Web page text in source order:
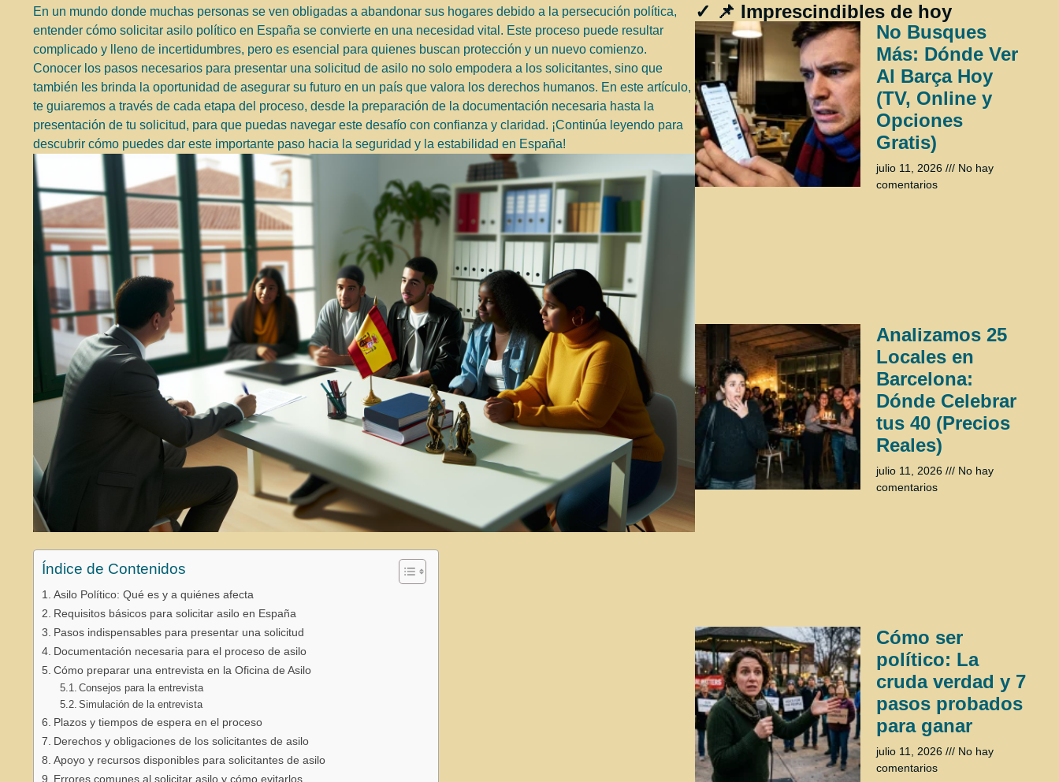
En un mundo donde muchas personas se ven obligadas a abandonar sus hogares debido a la persecución política,
entender cómo solicitar asilo político en España se convierte en una necesidad vital. Este proceso puede resultar
complicado y lleno de incertidumbres, pero es esencial para quienes buscan protección y un nuevo comienzo.
Conocer los pasos necesarios para presentar una solicitud de asilo no solo empodera a los solicitantes, sino que
también les brinda la oportunidad de asegurar su futuro en un país que valora los derechos humanos. En este artículo,
te guiaremos a través de cada etapa del proceso, desde la preparación de la documentación necesaria hasta la
presentación de tu solicitud, para que puedas navegar este desafío con confianza y claridad. ¡Continúa leyendo para
descubrir cómo puedes dar este importante paso hacia la seguridad y la estabilidad en España!
Índice de Contenidos
Asilo Político: Qué es y a quiénes afecta
Requisitos básicos para solicitar asilo en España
Pasos indispensables para presentar una solicitud
Documentación necesaria para el proceso de asilo
Cómo preparar una entrevista en la Oficina de Asilo
Consejos para la entrevista
Simulación de la entrevista
Plazos y tiempos de espera en el proceso
Derechos y obligaciones de los solicitantes de asilo
Apoyo y recursos disponibles para solicitantes de asilo
Errores comunes al solicitar asilo y cómo evitarlos
✓ 📌 Imprescindibles de hoy
No Busques
Más: Dónde Ver
Al Barça Hoy
(TV, Online y
Opciones
Gratis)
julio 11, 2026
No hay
comentarios
Analizamos 25
Locales en
Barcelona:
Dónde Celebrar
tus 40 (Precios
Reales)
julio 11, 2026
No hay
comentarios
Cómo ser
político: La
cruda verdad y 7
pasos probados
para ganar
julio 11, 2026
No hay
comentarios